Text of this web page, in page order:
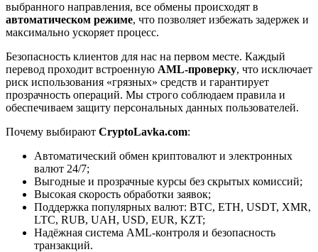
выбранного направления, все обмены происходят в
автоматическом режиме, что позволяет избежать задержек и
максимально ускоряет процесс.
Безопасность клиентов для нас на первом месте. Каждый
перевод проходит встроенную AML-проверку, что исключает
риск использования «грязных» средств и гарантирует
прозрачность операций. Мы строго соблюдаем правила и
обеспечиваем защиту персональных данных пользователей.
Почему выбирают CryptoLavka.com:
Автоматический обмен криптовалют и электронных
валют 24/7;
Выгодные и прозрачные курсы без скрытых комиссий;
Высокая скорость обработки заявок;
Поддержка популярных валют: BTC, ETH, USDT, XMR,
LTC, RUB, UAH, USD, EUR, KZT;
Надёжная система AML-контроля и безопасность
транзакций.